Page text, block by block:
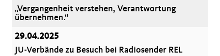
Vergangenheit verstehen, Verantwortung
übernehmen.“
29.04.2025
JU-Verbände zu Besuch bei Radiosender REL